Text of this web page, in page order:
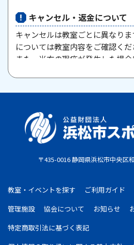
キャンセル・返金について
キャンセルは教室ごとに異なり
については教室内容をご確認くだ
また、当方の瑕疵が発生した場
原則として、一旦納入された参
としていたしません。教室期間中
り、医師から運動制限が出された
ご相談ください。
・コンビニ払い：お申し込み後、
み時に選択したコンビニエンスス
いください。
金となります。
〒435-0016 静岡県浜松市中央区
教室・イベントを探す ご利用ガイド
管理施設
協会について お知らせ
特定商取引法に基づく表記